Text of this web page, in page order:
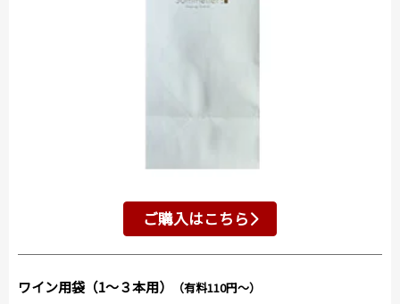
ご購入はこちら
ワイン用袋（1～３本用） （有料110円～）